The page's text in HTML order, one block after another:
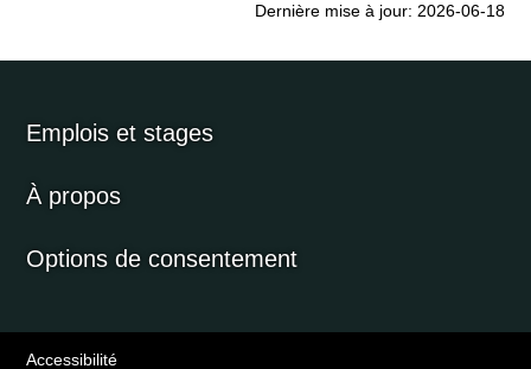
Dernière mise à jour: 2026-06-18
Emplois et stages
À propos
Options de consentement
Accessibilité